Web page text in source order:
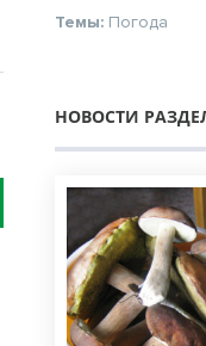
Темы: Погода
НОВОСТИ